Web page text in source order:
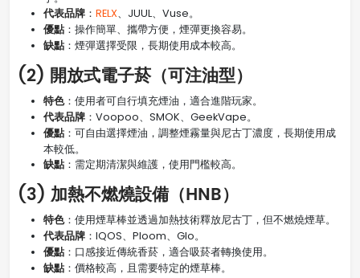
代表品牌 ： RELX、JUUL、Vuse。
優點 ：操作簡單、攜帶方便，煙彈更換容易。
缺點 ：煙彈選擇受限，長期使用成本較高。
(2) 開放式電子菸（可注油型）
特色：使用者可自行填充煙油，適合進階玩家。
代表品牌 ：Voopoo、SMOK、GeekVape。
優點 ：可自由選擇煙油，調整煙霧量與尼古丁濃度，長期使用成
本較低。
缺點 ：需定期清潔與維護，使用門檻較高。
(3) 加熱不燃燒設備（HNB）
特色：使用煙草棒並透過加熱技術釋放尼古丁，但不燃燒煙草。
代表品牌 ：IQOS、Ploom、Glo。
優點 ：口感接近傳統香菸，適合吸菸者轉換使用。
缺點 ：價格較高，且需要特定的煙草棒。